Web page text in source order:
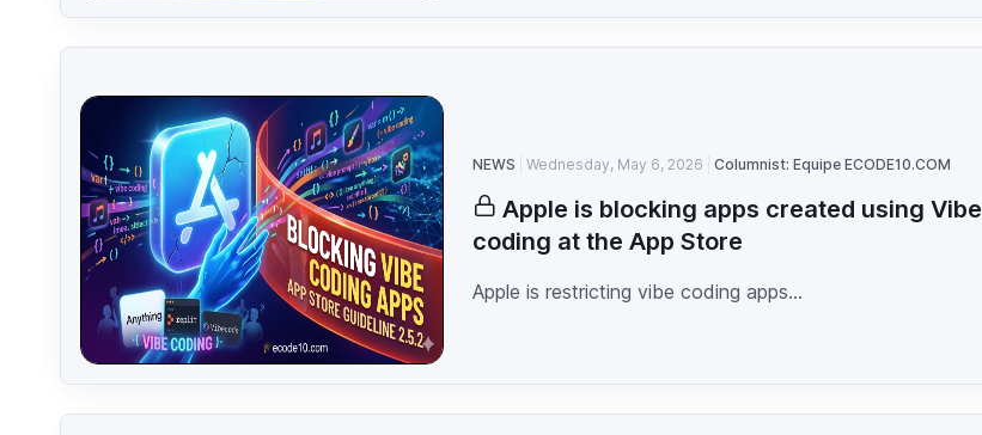
NEWS Wednesday, May 6, 2026 Columnist: Equipe ECODE10.COM
Apple is blocking apps created using Vibe
coding at the App Store
Apple is restricting vibe coding apps...